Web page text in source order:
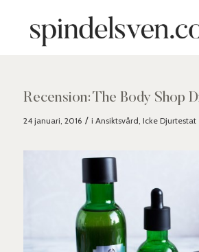
Recension: The Body Shop
24 januari, 2016 / i Ansiktsvård, Icke Djurtestat